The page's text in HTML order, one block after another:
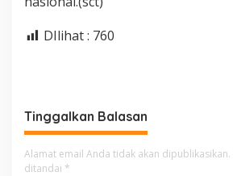
DIlihat : 760
Tinggalkan Balasan
Alamat email Anda tidak akan dipublikasikan.
ditandai *